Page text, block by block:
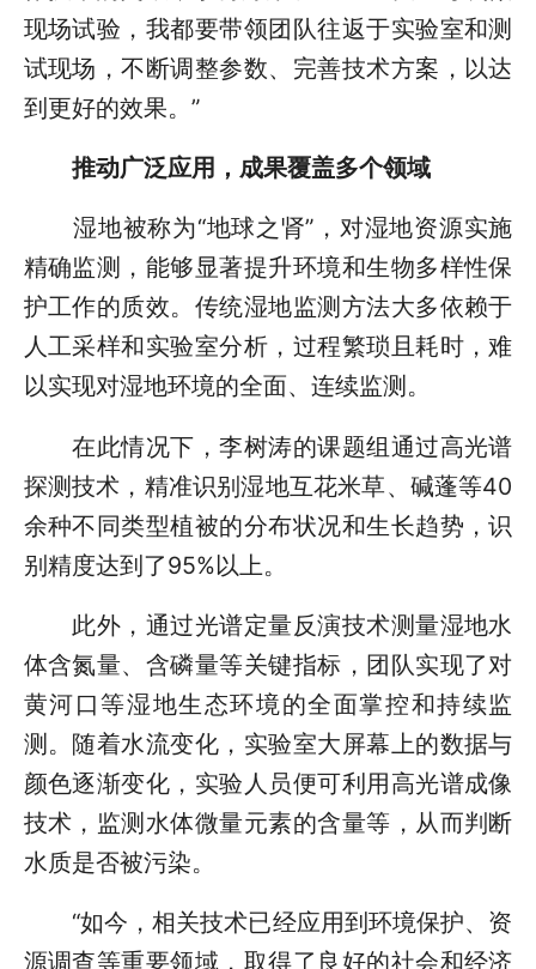
现场试验，我都要带领团队往返于实验室和测
试现场，不断调整参数、完善技术方案，以达
到更好的效果。”
推动广泛应用，成果覆盖多个领域
湿地被称为“地球之肾”，对湿地资源实施
精确监测，能够显著提升环境和生物多样性保
护工作的质效。传统湿地监测方法大多依赖于
人工采样和实验室分析，过程繁琐且耗时，难
以实现对湿地环境的全面、连续监测。
在此情况下，李树涛的课题组通过高光谱
探测技术，精准识别湿地互花米草、碱蓬等40
余种不同类型植被的分布状况和生长趋势，识
别精度达到了95%以上。
此外，通过光谱定量反演技术测量湿地水
体含氮量、含磷量等关键指标，团队实现了对
黄河口等湿地生态环境的全面掌控和持续监
测。随着水流变化，实验室大屏幕上的数据与
颜色逐渐变化，实验人员便可利用高光谱成像
技术，监测水体微量元素的含量等，从而判断
水质是否被污染。
“如今，相关技术已经应用到环境保护、资
源调查等重要领域，取得了良好的社会和经济